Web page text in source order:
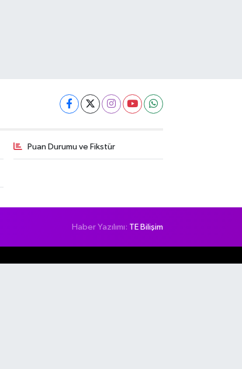
Puan Durumu ve Fikstür
Haber Yazılımı: TE Bilişim